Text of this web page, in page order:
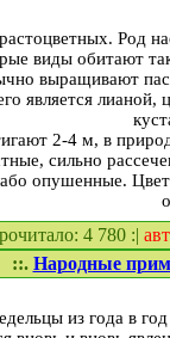
Род
виды обитают
выращивают
является
2-4 м, в
сильно
опушенные.
4 780 :|
::. Народные
из года в